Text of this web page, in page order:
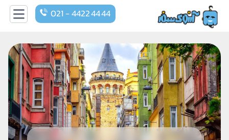
021 - 4422 44 44